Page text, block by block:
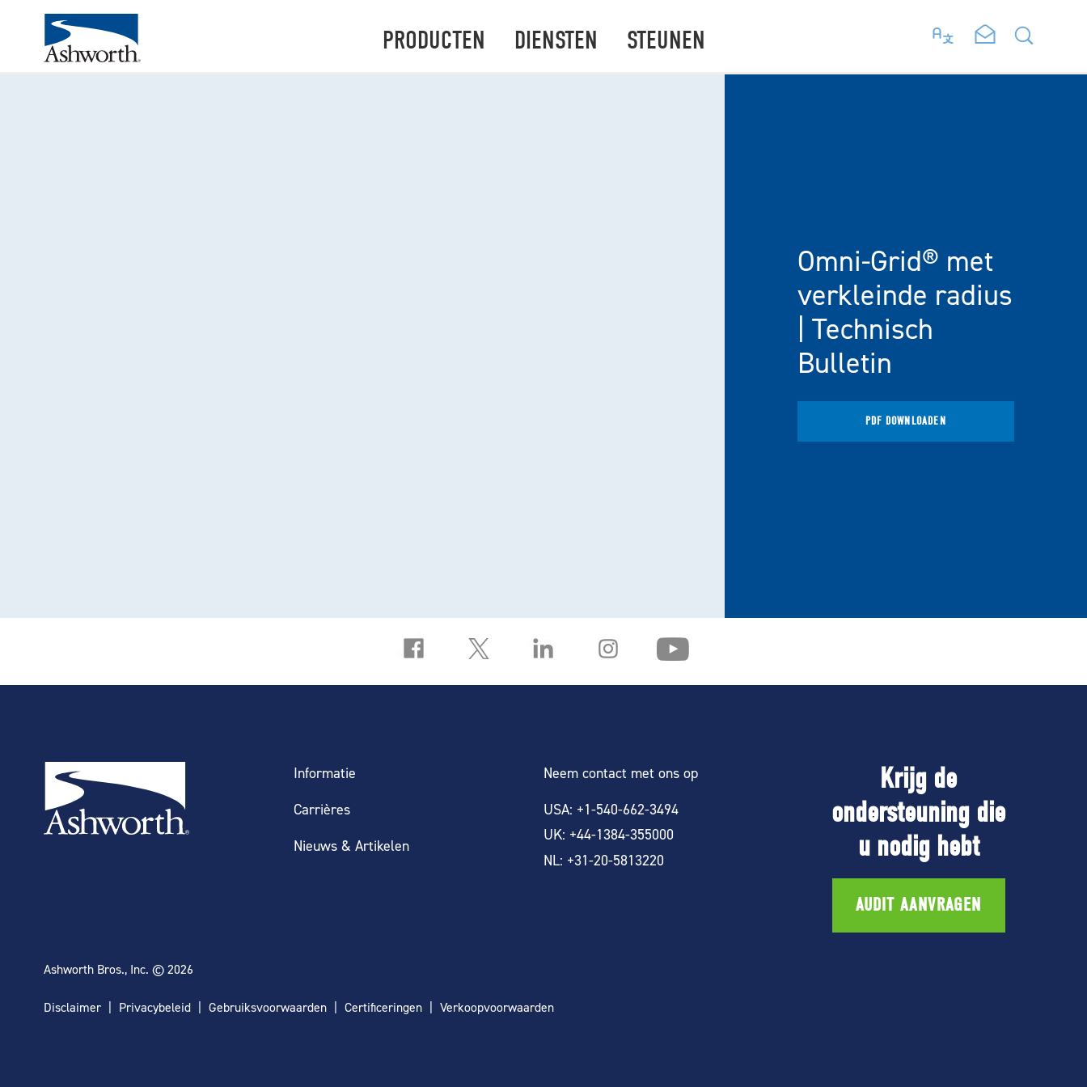
PRODUCTEN DIENSTEN STEUNEN
Omni-Grid® met
verkleinde radius
| Technisch
Bulletin
PDF DOWNLOADEN
Informatie
Carrières
Nieuws & Artikelen
Neem contact met ons op
USA: +1-540-662-3494
UK: +44-1384-355000
NL: +31-20-5813220
Krijg de
ondersteuning die
u nodig hebt
AUDIT AANVRAGEN
Ashworth Bros., Inc. © 2026
Disclaimer Privacybeleid Gebruiksvoorwaarden Certificeringen Verkoopvoorwaarden